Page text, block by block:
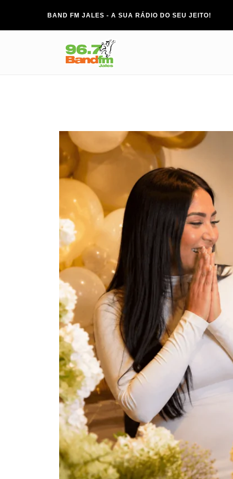
BAND FM JALES - A SUA RÁDIO DO SEU JEITO!